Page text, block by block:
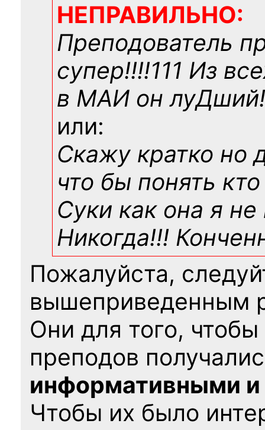
НЕПРАВИЛЬНО:
Преподователь
супер!!!!111 Из
в МАИ он
или:
Скажу кратко но
что бы понять
Суки как она я не
Никогда!!!
Пожалуйста,
вышеприведенным
Они для того,
преподов
информативными
Чтобы их было